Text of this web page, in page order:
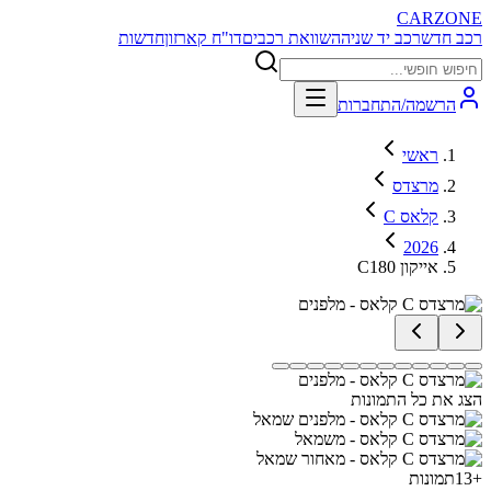
CARZONE
רכב חדשרכב יד שניההשוואת רכביםדו"ח קארזוןחדשות
הרשמה/התחברות
ראשי
מרצדס
C קלאס
2026
C180 אייקון
הצג את כל התמונות
+
13תמונות